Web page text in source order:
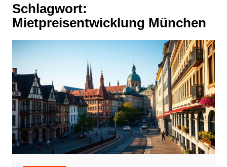
Schlagwort:
Mietpreisentwicklung München